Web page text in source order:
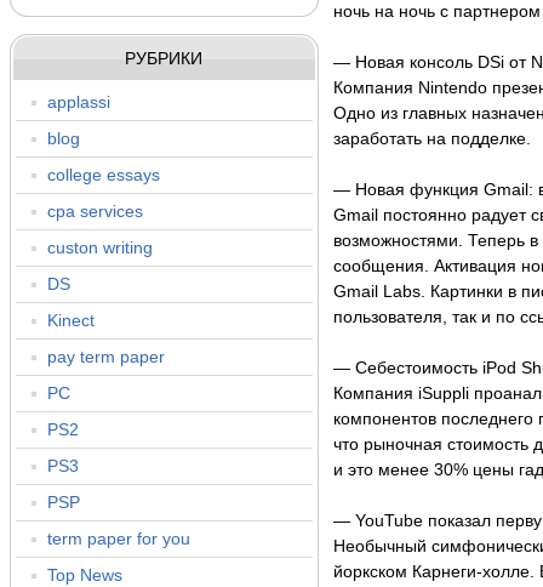
РУБРИКИ
applassi
blog
college essays
cpa services
custon writing
DS
Kinect
pay term paper
PC
PS2
PS3
PSP
term paper for you
Top News
ночь на ночь с
— Новая консоль DSi от
Компания Nintendo
Одно из главных
заработать на подделке.
— Новая функция Gmail:
Gmail постоянно радует
возможностями. Теперь
сообщения. Активация
Gmail Labs. Картинки в
пользователя, так и по
— Себестоимость iPod
Компания iSuppli
компонентов
что рыночная стоимость
и это менее 30% цены
— YouTube показал
Необычный
йоркском Карнеги-холле.